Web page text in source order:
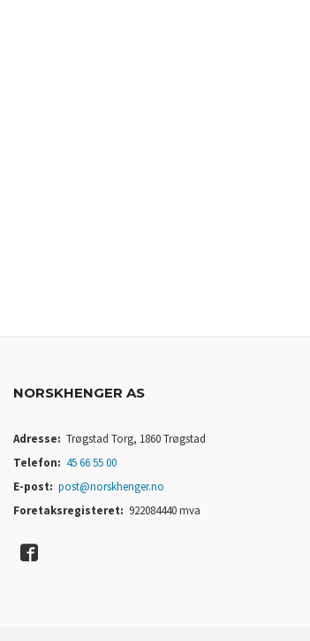
NORSKHENGER AS
Adresse: Trøgstad Torg, 1860 Trøgstad
Telefon: 45 66 55 00
E-post: post@norskhenger.no
Foretaksregisteret: 922084440 mva